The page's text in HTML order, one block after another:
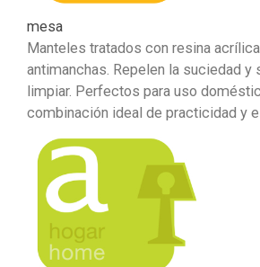
mesa
Manteles tratados con resina
antimanchas. Repelen la suciedad y
limpiar. Perfectos para uso
combinación ideal de practicidad y